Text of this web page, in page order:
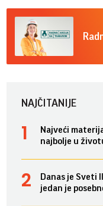
NAJČITANIJE
Najveći
najbolje u
Danas je Sveti
jedan je